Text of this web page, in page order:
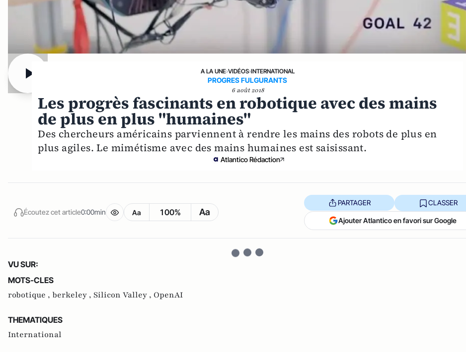
A LA UNE›VIDÉOS›INTERNATIONAL
PROGRES FULGURANTS
6 août 2018
Les progrès fascinants en robotique avec des mains
de plus en plus "humaines"
Des chercheurs américains parviennent à rendre les mains des robots de plus en
plus agiles. Le mimétisme avec des mains humaines est saisissant.
Atlantico Rédaction
Écoutez cet article0:00min Aa 100% Aa
PARTAGER CLASSER
Ajouter Atlantico en favori sur Google
VU SUR:
MOTS-CLES
robotique , berkeley , Silicon Valley , OpenAI
THEMATIQUES
International